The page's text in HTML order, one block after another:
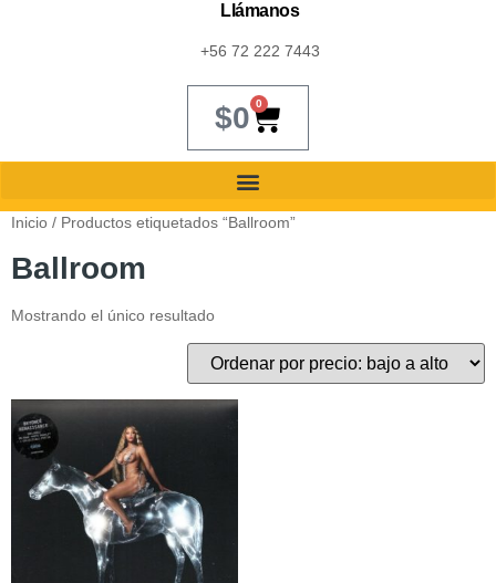
Llámanos
+56 72 222 7443
$0 0
Inicio / Productos etiquetados “Ballroom”
Ballroom
Mostrando el único resultado